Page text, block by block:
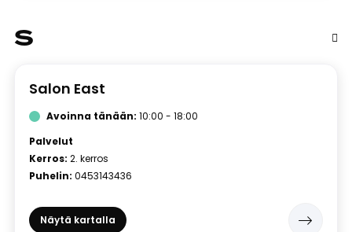
S
Salon East
Avoinna tänään: 10:00 - 18:00
Palvelut
Kerros: 2. kerros
Puhelin: 0453143436
Näytä kartalla